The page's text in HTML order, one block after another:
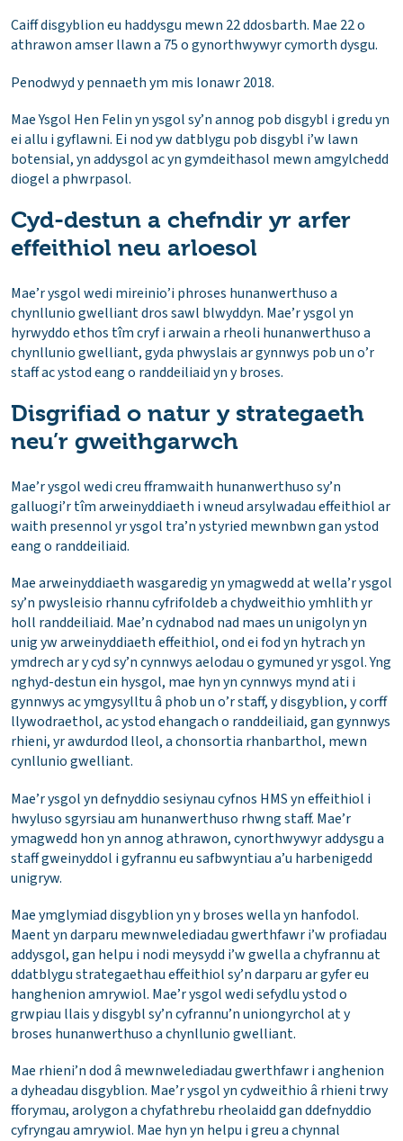
Caiff disgyblion eu haddysgu mewn 22 ddosbarth. Mae 22 o
athrawon amser llawn a 75 o gynorthwywyr cymorth dysgu.
Penodwyd y pennaeth ym mis Ionawr 2018.
Mae Ysgol Hen Felin yn ysgol sy’n annog pob disgybl i gredu yn
ei allu i gyflawni. Ei nod yw datblygu pob disgybl i’w lawn
botensial, yn addysgol ac yn gymdeithasol mewn amgylchedd
diogel a phwrpasol.
Cyd-destun a chefndir yr arfer
effeithiol neu arloesol
Mae’r ysgol wedi mireinio’i phroses hunanwerthuso a
chynllunio gwelliant dros sawl blwyddyn. Mae’r ysgol yn
hyrwyddo ethos tîm cryf i arwain a rheoli hunanwerthuso a
chynllunio gwelliant, gyda phwyslais ar gynnwys pob un o’r
staff ac ystod eang o randdeiliaid yn y broses.
Disgrifiad o natur y strategaeth
neu’r gweithgarwch
Mae’r ysgol wedi creu fframwaith hunanwerthuso sy’n
galluogi’r tîm arweinyddiaeth i wneud arsylwadau effeithiol ar
waith presennol yr ysgol tra’n ystyried mewnbwn gan ystod
eang o randdeiliaid.
Mae arweinyddiaeth wasgaredig yn ymagwedd at wella’r ysgol
sy’n pwysleisio rhannu cyfrifoldeb a chydweithio ymhlith yr
holl randdeiliaid. Mae’n cydnabod nad maes un unigolyn yn
unig yw arweinyddiaeth effeithiol, ond ei fod yn hytrach yn
ymdrech ar y cyd sy’n cynnwys aelodau o gymuned yr ysgol. Yng
nghyd-destun ein hysgol, mae hyn yn cynnwys mynd ati i
gynnwys ac ymgysylltu â phob un o’r staff, y disgyblion, y corff
llywodraethol, ac ystod ehangach o randdeiliaid, gan gynnwys
rhieni, yr awdurdod lleol, a chonsortia rhanbarthol, mewn
cynllunio gwelliant.
Mae’r ysgol yn defnyddio sesiynau cyfnos HMS yn effeithiol i
hwyluso sgyrsiau am hunanwerthuso rhwng staff. Mae’r
ymagwedd hon yn annog athrawon, cynorthwywyr addysgu a
staff gweinyddol i gyfrannu eu safbwyntiau a’u harbenigedd
unigryw.
Mae ymglymiad disgyblion yn y broses wella yn hanfodol.
Maent yn darparu mewnwelediadau gwerthfawr i’w profiadau
addysgol, gan helpu i nodi meysydd i’w gwella a chyfrannu at
ddatblygu strategaethau effeithiol sy’n darparu ar gyfer eu
hanghenion amrywiol. Mae’r ysgol wedi sefydlu ystod o
grwpiau llais y disgybl sy’n cyfrannu’n uniongyrchol at y
broses hunanwerthuso a chynllunio gwelliant.
Mae rhieni’n dod â mewnwelediadau gwerthfawr i anghenion
a dyheadau disgyblion. Mae’r ysgol yn cydweithio â rhieni trwy
fforymau, arolygon a chyfathrebu rheolaidd gan ddefnyddio
cyfryngau amrywiol. Mae hyn yn helpu i greu a chynnal